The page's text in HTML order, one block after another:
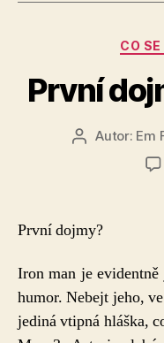
CO
První
AutorAutor: Em
První dojmy?
Iron man je
humor. Nebejt jeho,
jediná vtipná hláška,